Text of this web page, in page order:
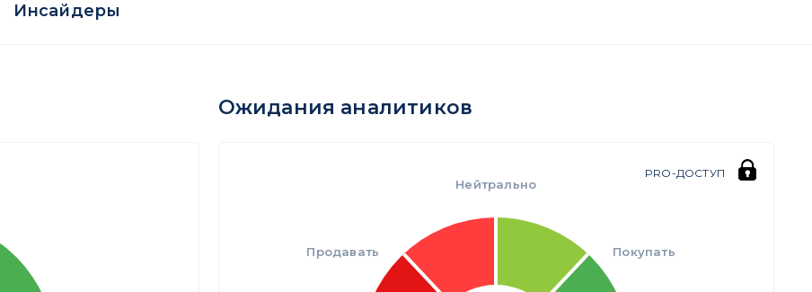
Инсайдеры
Ожидания аналитиков
PRO-ДОСТУП
Продавать
Нейтрально
Покупать